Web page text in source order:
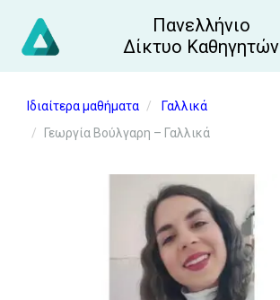
Πανελλήνιο
Δίκτυο Καθηγητών
Ιδιαίτερα μαθήματα
Γαλλικά
Γεωργία Βούλγαρη – Γαλλικά